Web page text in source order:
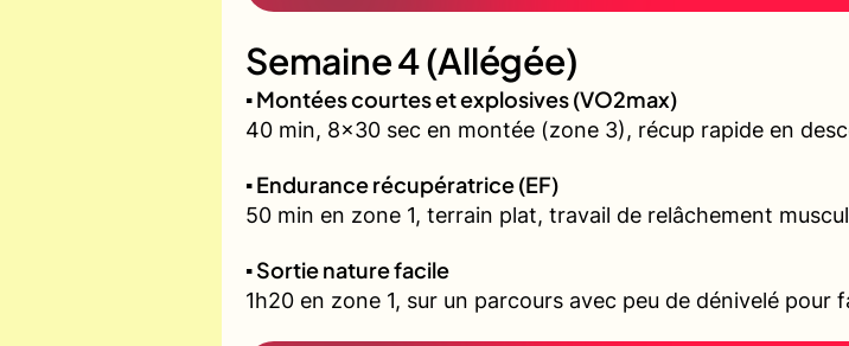
Semaine 4 (Allégée)
▪️ Montées courtes et explosives (VO2max)
40 min, 8x30 sec en montée (zone 3), récup rapide en
▪️ Endurance récupératrice (EF)
50 min en zone 1, terrain plat, travail de relâchement
▪️ Sortie nature facile
1h20 en zone 1, sur un parcours avec peu de dénivelé